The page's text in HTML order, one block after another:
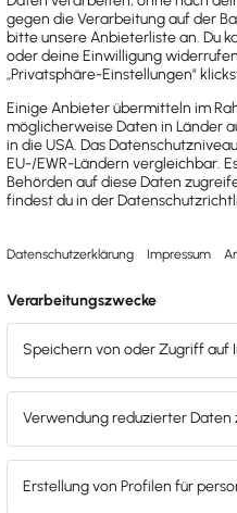
Push – mit unserer